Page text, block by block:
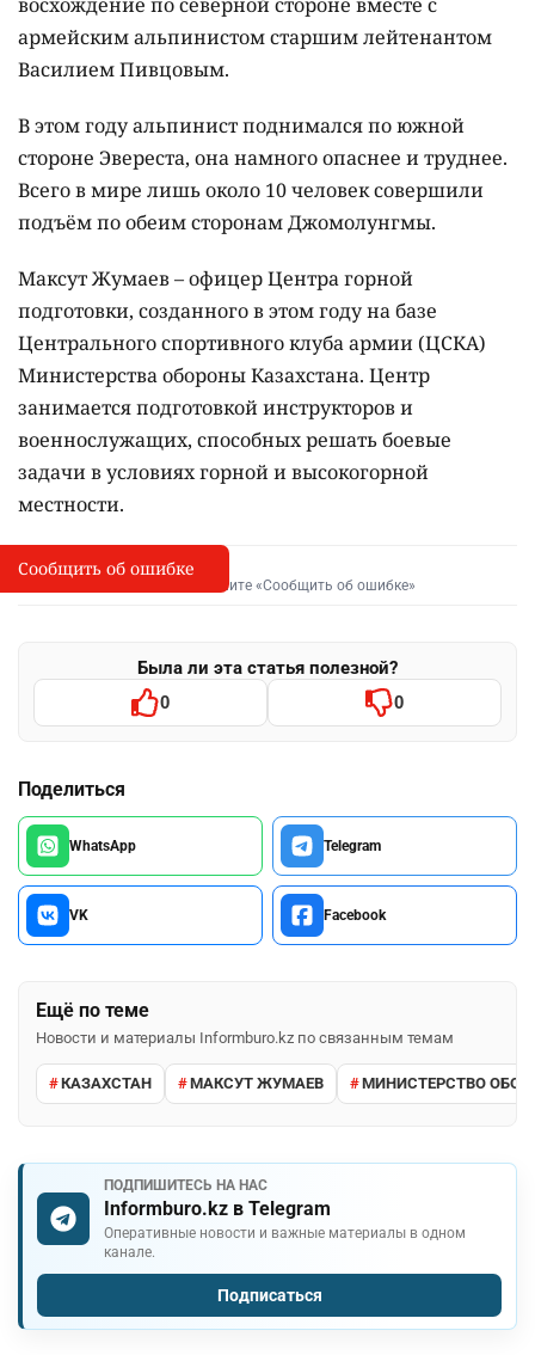
армейским альпинистом старшим лейтенантом
Василием Пивцовым.
В этом году альпинист поднимался по южной
стороне Эвереста, она намного опаснее и труднее.
Всего в мире лишь около 10 человек совершили
подъём по обеим сторонам Джомолунгмы.
Максут Жумаев – офицер Центра горной
подготовки, созданного в этом году на базе
Центрального спортивного клуба армии (ЦСКА)
Министерства обороны Казахстана. Центр
занимается подготовкой инструкторов и
военнослужащих, способных решать боевые
задачи в условиях горной и высокогорной
местности.
I
Сообщить об опечатке
Выделите фрагмент и нажмите «Сообщить об ошибке»
Была ли эта статья полезной?
0 0
Поделиться
WhatsApp Telegram
VK Facebook
Ещё по теме
Новости и материалы Informburo.kz по связанным темам
КАЗАХСТАН МАКСУТ ЖУМАЕВ МИНИСТЕРСТВО
ПОДПИШИТЕСЬ НА НАС
Informburo.kz в Telegram
Оперативные новости и важные материалы в одном
канале.
Подписаться
Сообщить об ошибке